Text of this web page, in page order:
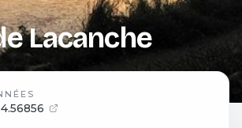
Lacanche
4.56856